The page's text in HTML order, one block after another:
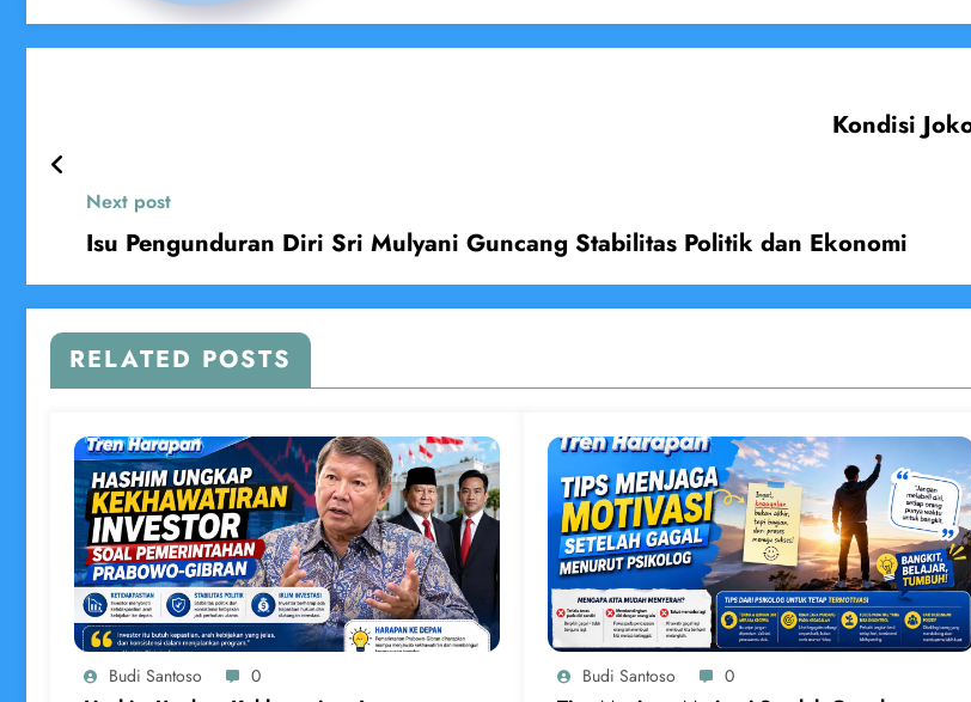
Kondisi
Next post
Isu Pengunduran Diri Sri Mulyani Guncang Stabilitas Politik dan Ekonomi
RELATED POSTS
Budi Santoso 0 Budi Santoso 0